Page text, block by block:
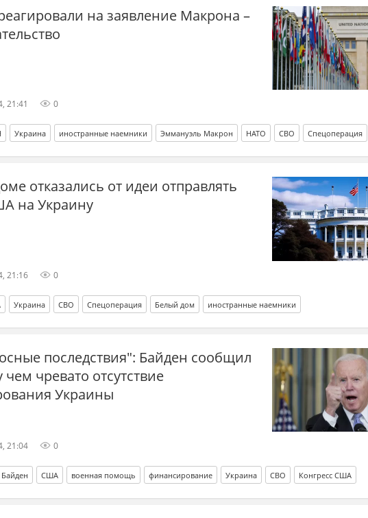
на заявление Макрона –
21:41 0
Украина иностранные наемники Эммануэль Макрон НАТО СВО Спецоперация
отказались от идеи отправлять
на Украину
21:16 0
Украина СВО Спецоперация Белый дом иностранные наемники
последствия": Байден сообщил
чем чревато отсутствие
Украины
21:04 0
США военная помощь финансирование Украина СВО Конгресс США